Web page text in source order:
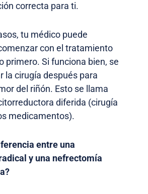
correcta para ti.
tu médico puede
con el tratamiento
primero. Si funciona bien, se
la cirugía después para
del riñón. Esto se llama
diferida (cirugía
medicamentos).
entre una
y una nefrectomía